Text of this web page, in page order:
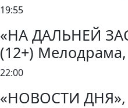
19:55
«НА ДАЛЬНЕЙ
(12+) Мелодрама,
22:00
«НОВОСТИ ДНЯ»,